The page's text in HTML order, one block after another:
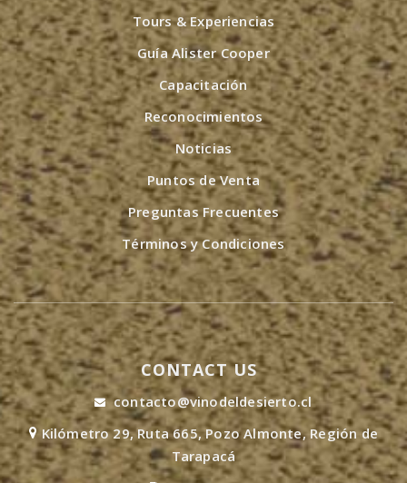
Tours & Experiencias
Guía Alister Cooper
Capacitación
Reconocimientos
Noticias
Puntos de Venta
Preguntas Frecuentes
Términos y Condiciones
CONTACT US
contacto@vinodeldesierto.cl
Kilómetro 29, Ruta 665, Pozo Almonte, Región de
Tarapacá